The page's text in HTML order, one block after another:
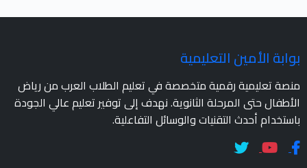
بوابة الأمين التعليمية
منصة تعليمية رقمية متخصصة في تعليم الطلاب العرب من رياض
الأطفال حتى المرحلة الثانوية. نهدف إلى توفير تعليم عالي الجودة
باستخدام أحدث التقنيات والوسائل التفاعلية.